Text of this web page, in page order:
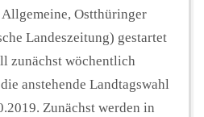
Ostthüringer
Landeszeitung) gestartet
zunächst wöchentlich
anstehende Landtagswahl
Zunächst werden in